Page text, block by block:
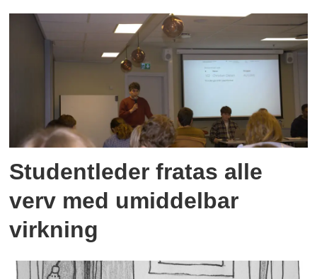
Studentleder fratas alle
verv med umiddelbar
virkning